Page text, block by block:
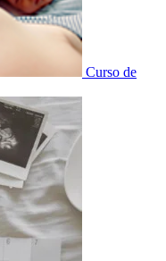
Curso de